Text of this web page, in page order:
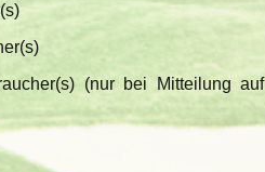
(nur bei Mitteilung auf